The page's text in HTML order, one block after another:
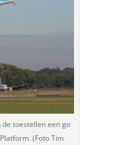
toestellen een go
(Foto Tim